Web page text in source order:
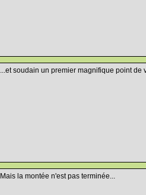
...et soudain un premier magnifique point
Mais la montée n'est pas terminée...